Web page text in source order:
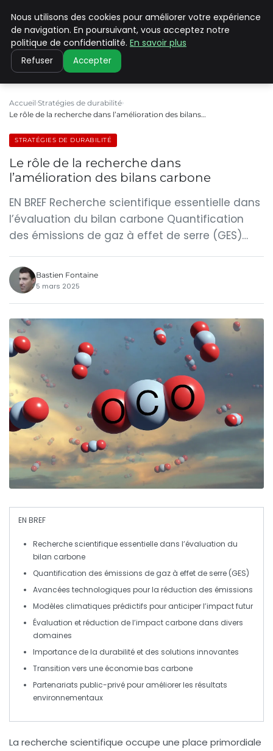
CLIMATE C ADVANCED
Accueil Stratégies de durabilité
Le rôle de la recherche dans l’amélioration des bilans…
STRATÉGIES DE DURABILITÉ
Le rôle de la recherche dans
l’amélioration des bilans carbone
EN BREF Recherche scientifique essentielle dans
l’évaluation du bilan carbone Quantification
des émissions de gaz à effet de serre (GES)…
Bastien Fontaine
5 mars 2025
EN BREF
Recherche scientifique essentielle dans l’évaluation du
bilan carbone
Quantification des émissions de gaz à effet de serre (GES)
Avancées technologiques pour la réduction des émissions
Modèles climatiques prédictifs pour anticiper l’impact futur
Évaluation et réduction de l’impact carbone dans divers
domaines
Importance de la durabilité et des solutions innovantes
Transition vers une économie bas carbone
Partenariats public-privépour améliorer les résultats
environnementaux
La recherche scientifique occupe une place primordiale
Nous utilisons des cookies pour améliorer votre expérience
de navigation. En poursuivant, vous acceptez notre
politique de confidentialité. En savoir plus
Refuser Accepter